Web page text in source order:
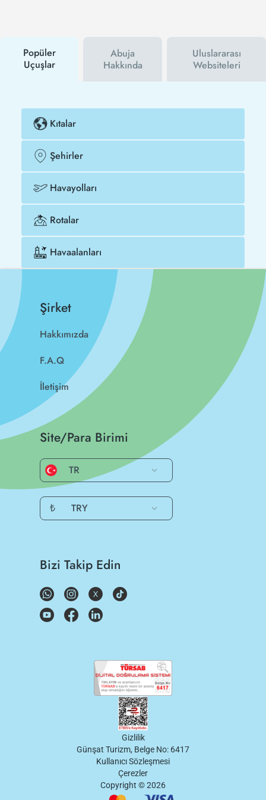
alabilirsiniz.
Popüler
Uçuşlar
Abuja
Hakkında
Uluslararası
Websiteleri
Kıtalar
Şehirler
Havayolları
Rotalar
Havaalanları
Şirket
Hakkımızda
F.A.Q
İletişim
Site/Para Birimi
TR
₺ TRY
Bizi Takip Edin
Gizlilik
Günşat Turizm, Belge No: 6417
Kullanıcı Sözleşmesi
Çerezler
Copyright ©2026